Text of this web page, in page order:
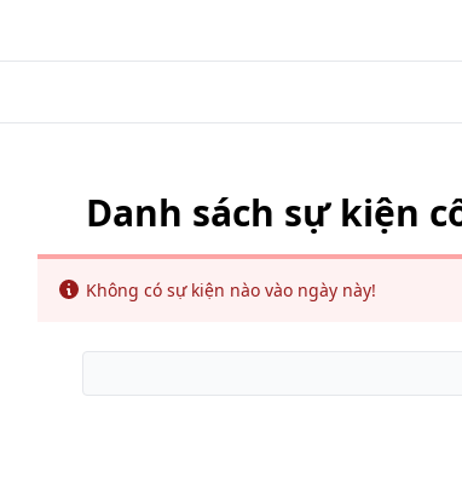
Danh sách sự kiện
Info
Không có sự kiện nào vào ngày này!